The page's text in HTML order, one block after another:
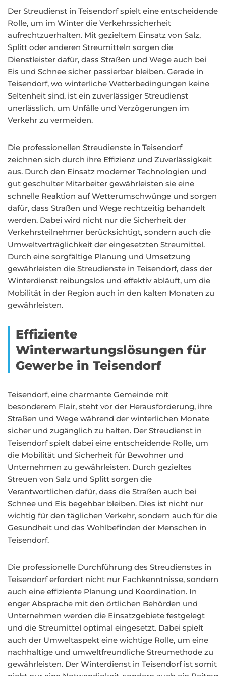
Der Streudienst in Teisendorf spielt eine entscheidende
Rolle, um im Winter die Verkehrssicherheit
aufrechtzuerhalten. Mit gezieltem Einsatz von Salz,
Splitt oder anderen Streumitteln sorgen die
Dienstleister dafür, dass Straßen und Wege auch bei
Eis und Schnee sicher passierbar bleiben. Gerade in
Teisendorf, wo winterliche Wetterbedingungen keine
Seltenheit sind, ist ein zuverlässiger Streudienst
unerlässlich, um Unfälle und Verzögerungen im
Verkehr zu vermeiden.
Die professionellen Streudienste in Teisendorf
zeichnen sich durch ihre Effizienz und Zuverlässigkeit
aus. Durch den Einsatz moderner Technologien und
gut geschulter Mitarbeiter gewährleisten sie eine
schnelle Reaktion auf Wetterumschwünge und sorgen
dafür, dass Straßen und Wege rechtzeitig behandelt
werden. Dabei wird nicht nur die Sicherheit der
Verkehrsteilnehmer berücksichtigt, sondern auch die
Umweltverträglichkeit der eingesetzten Streumittel.
Durch eine sorgfältige Planung und Umsetzung
gewährleisten die Streudienste in Teisendorf, dass der
Winterdienst reibungslos und effektiv abläuft, um die
Mobilität in der Region auch in den kalten Monaten zu
gewährleisten.
Effiziente
Winterwartungslösungen für
Gewerbe in Teisendorf
Teisendorf, eine charmante Gemeinde mit
besonderem Flair, steht vor der Herausforderung, ihre
Straßen und Wege während der winterlichen Monate
sicher und zugänglich zu halten. Der Streudienst in
Teisendorf spielt dabei eine entscheidende Rolle, um
die Mobilität und Sicherheit für Bewohner und
Unternehmen zu gewährleisten. Durch gezieltes
Streuen von Salz und Splitt sorgen die
Verantwortlichen dafür, dass die Straßen auch bei
Schnee und Eis begehbar bleiben. Dies ist nicht nur
wichtig für den täglichen Verkehr, sondern auch für die
Gesundheit und das Wohlbefinden der Menschen in
Teisendorf.
Die professionelle Durchführung des Streudienstes in
Teisendorf erfordert nicht nur Fachkenntnisse, sondern
auch eine effiziente Planung und Koordination. In
enger Absprache mit den örtlichen Behörden und
Unternehmen werden die Einsatzgebiete festgelegt
und die Streumittel optimal eingesetzt. Dabei spielt
auch der Umweltaspekt eine wichtige Rolle, um eine
nachhaltige und umweltfreundliche Streumethode zu
gewährleisten. Der Winterdienst in Teisendorf ist somit